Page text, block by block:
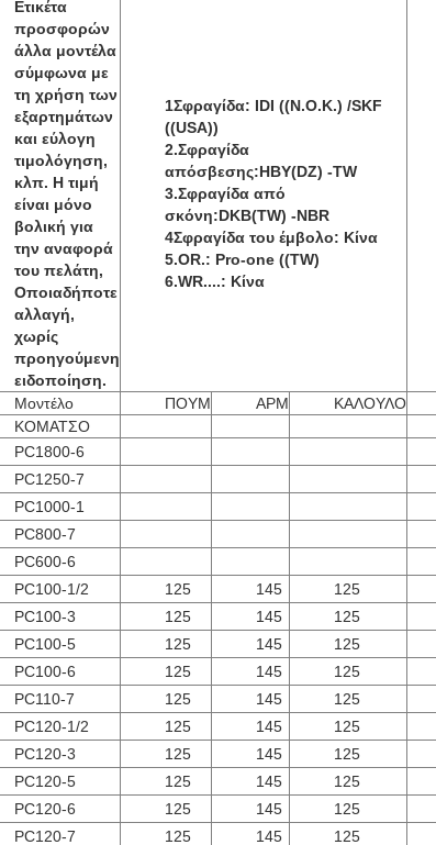
Ετικέτα
προσφορών
άλλα μοντέλα
σύμφωνα με
τη χρήση των
εξαρτημάτων
και εύλογη
τιμολόγηση,
κλπ. Η τιμή
είναι μόνο
βολική για
την αναφορά
του πελάτη,
Οποιαδήποτε
αλλαγή,
χωρίς
προηγούμενη
ειδοποίηση.
1Σφραγίδα: IDI ((N.O.K.) /SKF
((USA))
2.Σφραγίδα
απόσβεσης:HBY(DZ) -TW
3.Σφραγίδα από
σκόνη:DKB(TW) -NBR
4Σφραγίδα του έμβολο: Κίνα
5.OR.: Pro-one ((TW)
6.WR....: Κίνα
Μοντέλο ΠΟΥΜ ΑΡΜ ΚΑΛΟΥΛΟ
ΚΟΜΑΤΣΟ
PC1800-6
PC1250-7
PC1000-1
PC800-7
PC600-6
PC100-1/2
125 145 125
PC100-3
125 145 125
PC100-5
125 145 125
PC100-6
125 145 125
PC110-7
125 145 125
PC120-1/2
125 145 125
PC120-3
125 145 125
PC120-5
125 145 125
PC120-6
125 145 125
PC120-7
125 145 125